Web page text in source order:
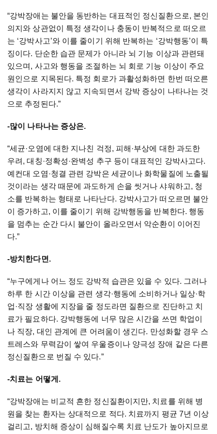
“강박장애는 불안을 동반하는 대표적인 정신질환으로, 본인
의지와 상관없이 특정 생각이나 충동이 반복적으로 떠오르
는 ‘강박사고’와 이를 줄이기 위해 반복하는 ‘강박행동’이 특
징이다. 단순한 습관 문제가 아니라 뇌 기능 이상과 관련돼
있으며, 사고와 행동을 조절하는 뇌 회로 기능 이상이 주요
원인으로 지목된다. 특정 회로가 과활성화하면 한번 떠오른
생각이 사라지지 않고 지속되면서 강박 증상이 나타나는 것
으로 추정된다.”
-많이 나타나는 증상은.
“세균·오염에 대한 지나친 걱정, 피해·부상에 대한 과도한
우려, 대칭·정확성·완벽성 추구 등이 대표적인 강박사고다.
예컨대 오염·청결 관련 강박은 세균이나 화학물질에 노출될
것이라는 생각 때문에 과도하게 손을 씻거나 샤워하고, 청
소를 반복하는 형태로 나타난다. 강박사고가 떠오르면 불안
이 증가하고, 이를 줄이기 위해 강박행동을 반복한다. 행동
을 멈추는 순간 다시 불안이 올라오면서 악순환이 이어진
다.”
-방치한다면.
“누구에게나 어느 정도 강박적 습관은 있을 수 있다. 그러나
하루 한 시간 이상을 관련 생각·행동에 소비하거나 일상·학
업·직장 생활에 지장을 줄 정도라면 질환으로 진단하고 치
료가 필요하다. 강박행동에 너무 많은 시간을 쓰면 학업이
나 직장, 대인 관계에 큰 어려움이 생긴다. 만성화할 경우 스
트레스와 무력감이 쌓여 우울증이나 양극성 장애 같은 다른
정신질환으로 번질 수 있다.”
-치료는 어떻게.
“강박장애는 비교적 흔한 정신질환이지만, 치료를 위해 병
원을 찾는 환자는 상대적으로 적다. 치료까지 평균 7년 이상
걸리고, 방치해 증상이 심해질수록 치료 난도가 높아지므로